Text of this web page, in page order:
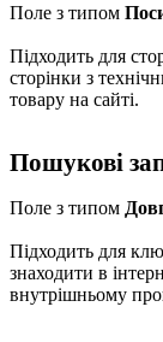
Поле з типом
Підходить для
сторінки з
товару на сайті.
Пошукові
Поле з типом
Підходить для
знаходити в
внутрішньому